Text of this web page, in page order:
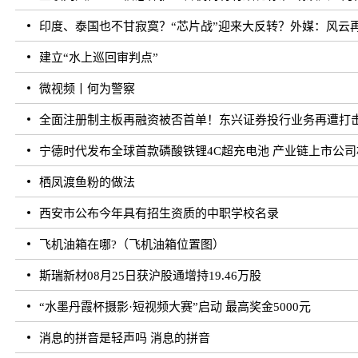
印度、泰国也不甘寂寞？“芯片战”迎来大反转？外媒：风云
建立“水上巡回审判点”
微视频丨何为警察
全面注册制主板再融资被否首单！东兴证券投行业务再遭打
宁德时代发布全球首款磷酸铁锂4C超充电池 产业链上市公
栖凤渡鱼粉的做法
西安市公布今年具有招生资质的中职学校名录
飞机油箱在哪?（飞机油箱位置图）
斯瑞新材08月25日获沪股通增持19.46万股
“水墨丹霞杯摄影·短视频大赛”启动 最高奖金5000元
消息的拼音是轻声吗 消息的拼音